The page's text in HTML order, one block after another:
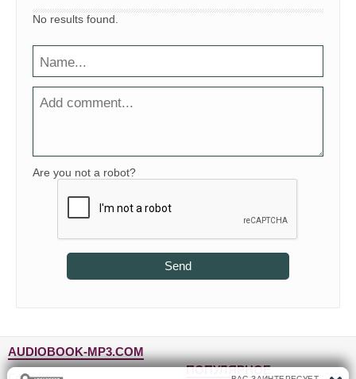
No results found.
Are you not a robot?
Send
AUDIOBOOK-MP3.COM
ПОПУЛЯРНОЕ